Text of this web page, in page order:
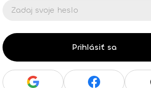
Prihlásiť sa